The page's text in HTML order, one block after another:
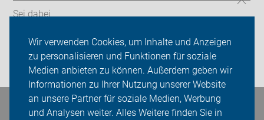
Wir verwenden Cookies, um Inhalte und Anzeigen
zu personalisieren und Funktionen für soziale
Medien anbieten zu können. Außerdem geben wir
Informationen zu Ihrer Nutzung unserer Website
an unsere Partner für soziale Medien, Werbung
und Analysen weiter. Alles Weitere finden Sie in
Sei dabei
Presse
Login
Bleiben Sie in Kontakt